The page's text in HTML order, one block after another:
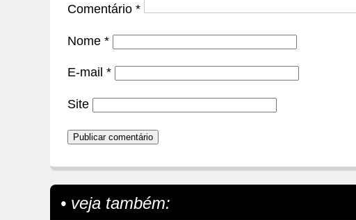
Comentário *
Nome *
E-mail *
Site
• veja também: